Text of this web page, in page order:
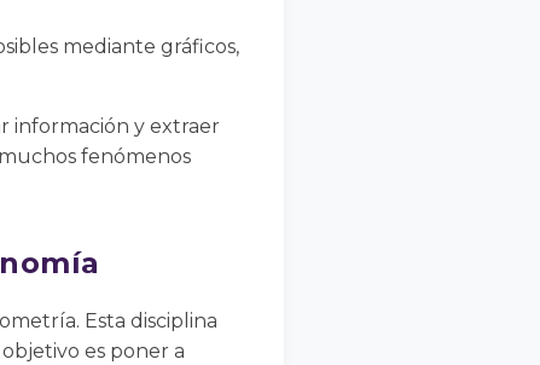
mediante gráficos,
información y extraer
fenómenos
Esta disciplina
es poner a